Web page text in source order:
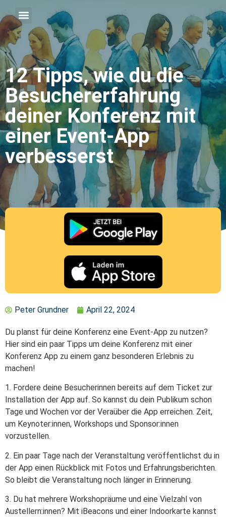
12 Tipps, wie du die
Besuchererfahrung
deiner Konferenz mit
einer Event-App
verbesserst
Peter Grundner April 22, 2024
Du planst für deine Konferenz eine Event-App zu nutzen?
Hier sind ein paar Tipps um deine Konferenz mit einer
Konferenz App zu einem ganz besonderen Erlebnis zu
machen!
1. Fordere deine Besucherinnen bereits auf dem Ticket zur
Installation der App auf. So kannst du dein Publikum schon
Tage und Wochen vor der Veraüber die App erreichen. Zeit,
um Keynoter:innen, Workshops und Sponsor:innen
vorzustellen.
2. Ein paar Tage nach der Veranstaltung veröffentlichst du in
der App einen Rückblick mit Fotos und Erfahrungsberichten.
So bleibt die Veranstaltung noch länger in Erinnerung.
3. Du hat mehrere Workshopräume und eine Vielzahl von
Austellern:innen? Mit iBeacons und einer Indoorkarte kannst